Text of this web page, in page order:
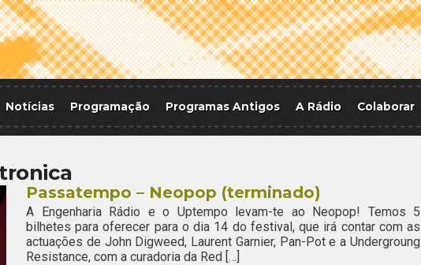
Notícias Programação Programas Antigos A Rádio Colaborar
Passatempo – Neopop (terminado)
A Engenharia Rádio e o Uptempo levam-te ao Neopop! Temos 5
bilhetes para oferecer para o dia 14 do festival, que irá contar com as
actuações de John Digweed, Laurent Garnier, Pan-Pot e a Undergroung
Resistance, com a curadoria da Red […]